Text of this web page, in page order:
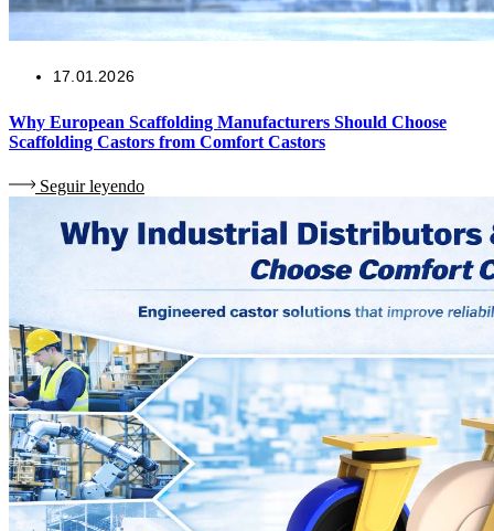
17.01.2026
Why European Scaffolding Manufacturers Should Choose
Scaffolding Castors from Comfort Castors
Seguir leyendo